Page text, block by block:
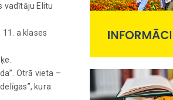
vadītāju Elitu
a klases
Otrā vieta –
kura